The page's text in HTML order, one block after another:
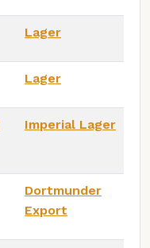
Lager
Lager
Imperial Lager
Dortmunder
Export